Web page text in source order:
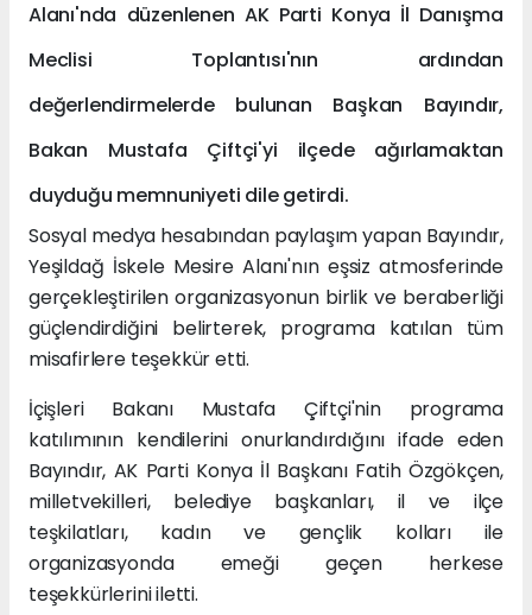
Alanı'nda düzenlenen AK Parti Konya İl Danışma
Meclisi Toplantısı'nın ardından
değerlendirmelerde bulunan Başkan Bayındır,
Bakan Mustafa Çiftçi'yi ilçede ağırlamaktan
duyduğu memnuniyeti dile getirdi.
Sosyal medya hesabından paylaşım yapan Bayındır,
Yeşildağ İskele Mesire Alanı'nın eşsiz atmosferinde
gerçekleştirilen organizasyonun birlik ve beraberliği
güçlendirdiğini belirterek, programa katılan tüm
misafirlere teşekkür etti.
İçişleri Bakanı Mustafa Çiftçi'nin programa
katılımının kendilerini onurlandırdığını ifade eden
Bayındır, AK Parti Konya İl Başkanı Fatih Özgökçen,
milletvekilleri, belediye başkanları, il ve ilçe
teşkilatları, kadın ve gençlik kolları ile
organizasyonda emeği geçen herkese
teşekkürlerini iletti.